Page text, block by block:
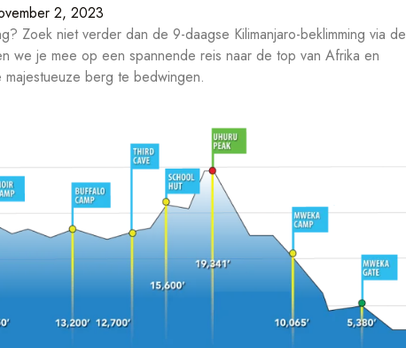
2, 2023
Zoek niet verder dan de 9-daagse Kilimanjaro-beklimming via de
we je mee op een spannende reis naar de top van Afrika en
berg te bedwingen.